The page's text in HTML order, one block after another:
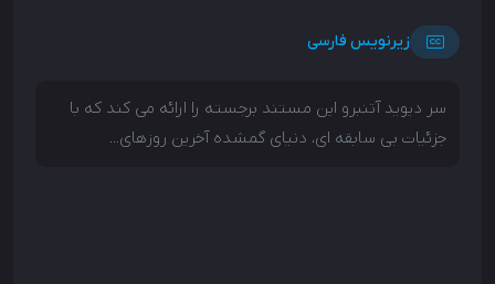
زیرنویس فارسی
سر دیوید آتنبرو این مستند برجسته را ارائه می کند که با
جزئیات بی سابقه ای، دنیای گمشده آخرین روزهای...